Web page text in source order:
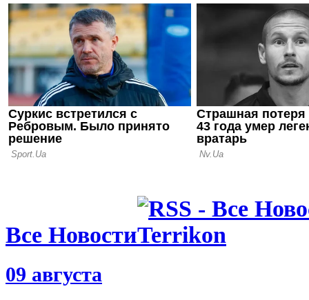
08.08.26 23:59
Диего
даже в
Все Новости
09 августа